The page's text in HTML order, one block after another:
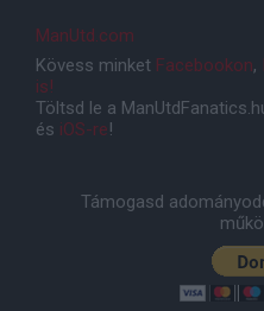
ManUtd.com
Kövess minket Facebookon,
is!
Töltsd le a
és iOS-re!
Támogasd